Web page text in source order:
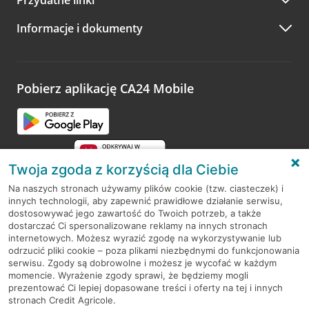
A po wizycie…
Zachęcamy do podzielenia się z nami opinią o wizycie.
opinie.
Informacje i dokumenty
Pobierz aplikację CA24 Mobile
RODO
Regulamin serwisu
Mapa serwisu
PolitykaCookies
Twoja zgoda z korzyścią dla Ciebie
Na naszych stronach używamy plików cookie (tzw. ciasteczek) i
innych technologii, aby zapewnić prawidłowe działanie serwisu,
dostosowywać jego zawartość do Twoich potrzeb, a także
dostarczać Ci spersonalizowane reklamy na innych stronach
internetowych. Możesz wyrazić zgodę na wykorzystywanie lub
odrzucić pliki cookie – poza plikami niezbędnymi do funkcjonowania
serwisu. Zgody są dobrowolne i możesz je wycofać w każdym
momencie. Wyrażenie zgody sprawi, że będziemy mogli
prezentować Ci lepiej dopasowane treści i oferty na tej i innych
stronach Credit Agricole.